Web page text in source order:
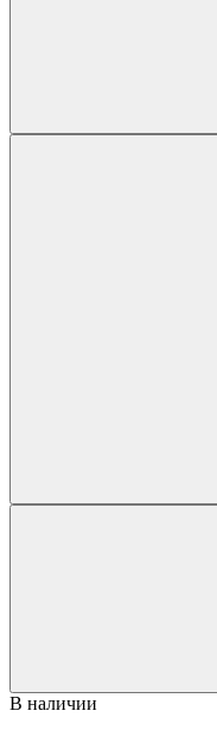
В наличии